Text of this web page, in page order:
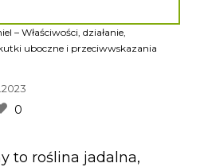
– Właściwości, działanie,
uboczne i przeciwwskazania
0
to roślina jadalna,